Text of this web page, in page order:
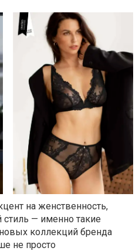
на женственность,
— именно такие
коллекций бренда
не просто